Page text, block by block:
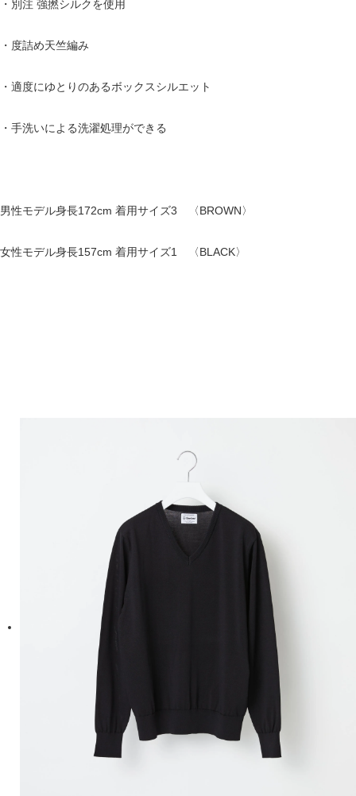
・別注 強撚シルクを使用
・度詰め天竺編み
・適度にゆとりのあるボックスシルエット
・手洗いによる洗濯処理ができる
男性モデル身長172cm 着用サイズ3 〈BROWN〉
女性モデル身長157cm 着用サイズ1 〈BLACK〉